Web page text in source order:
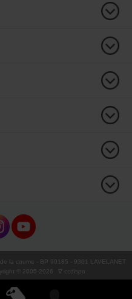
la coume - BP 90185 - 9301 LAVELANET
© 2005-2026 ∇ ccdispo